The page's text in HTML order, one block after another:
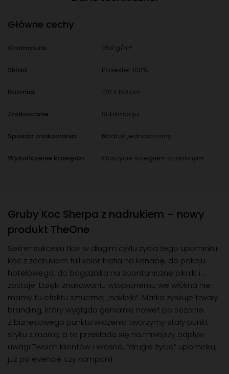
Główne cechy
Gramatura 250 g/m²
Skład Poliester 100%
Rozmiar 120 x 150 cm
Znakowanie Sublimacja
Sposób znakowania Nadruk jednostronny
Wykończenie krawędzi Obszycie ściegiem ozdobnym
Gruby Koc Sherpa z nadrukiem – nowy
produkt TheOne
Sekret sukcesu tkwi w długim cyklu życia tego upominku.
Koc z zadrukiem full kolor trafia na kanapę, do pokoju
hotelowego, do bagażnika na spontaniczne pikniki i...
zostaje. Dzięki znakowaniu wtopionemu we włókna nie
mamy tu efektu sztucznej „naklejki”. Marka zyskuje trwały
branding, który wygląda genialnie nawet po sezonie.
Z biznesowego punktu widzenia tworzymy stały punkt
styku z marką, a to przekłada się na mniejszy odpływ
uwagi Twoich klientów i własne, “drugie życie” upominku,
już po evencie czy kampanii.